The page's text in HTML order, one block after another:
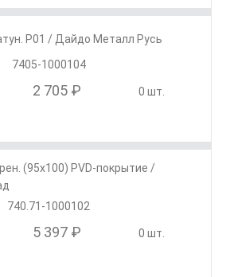
Р01 / Дайдо Металл Русь
7405-1000104
2 705 ₽ 0 шт.
(95х100) PVD-покрытие /
740.71-1000102
5 397 ₽ 0 шт.